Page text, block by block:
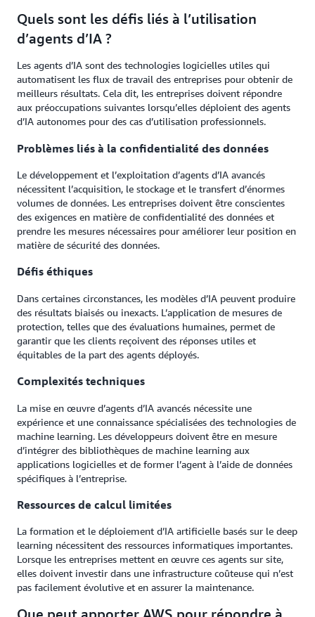
Quels sont les défis liés à l’utilisation
d’agents d’IA ?
Les agents d’IA sont des technologies logicielles utiles qui
automatisent les flux de travail des entreprises pour obtenir de
meilleurs résultats. Cela dit, les entreprises doivent répondre
aux préoccupations suivantes lorsqu’elles déploient des agents
d’IA autonomes pour des cas d’utilisation professionnels.
Problèmes liés à la confidentialité des données
Le développement et l’exploitation d’agents d’IA avancés
nécessitent l’acquisition, le stockage et le transfert d’énormes
volumes de données. Les entreprises doivent être conscientes
des exigences en matière de confidentialité des données et
prendre les mesures nécessaires pour améliorer leur position en
matière de sécurité des données.
Défis éthiques
Dans certaines circonstances, les modèles d’IA peuvent produire
des résultats biaisés ou inexacts. L’application de mesures de
protection, telles que des évaluations humaines, permet de
garantir que les clients reçoivent des réponses utiles et
équitables de la part des agents déployés.
Complexités techniques
La mise en œuvre d’agents d’IA avancés nécessite une
expérience et une connaissance spécialisées des technologies de
machine learning. Les développeurs doivent être en mesure
d’intégrer des bibliothèques de machine learning aux
applications logicielles et de former l’agent à l’aide de données
spécifiques à l’entreprise.
Ressources de calcul limitées
La formation et le déploiement d’IA artificielle basés sur le deep
learning nécessitent des ressources informatiques importantes.
Lorsque les entreprises mettent en œuvre ces agents sur site,
elles doivent investir dans une infrastructure coûteuse qui n’est
pas facilement évolutive et en assurer la maintenance.